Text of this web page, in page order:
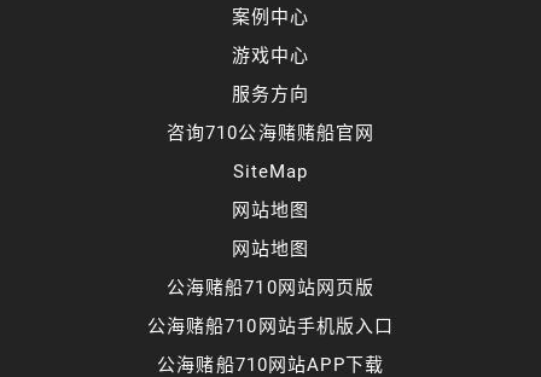
案例中心
游戏中心
服务方向
咨询710公海赌赌船官网
SiteMap
网站地图
网站地图
公海赌船710网站网页版
公海赌船710网站手机版入口
公海赌船710网站APP下载